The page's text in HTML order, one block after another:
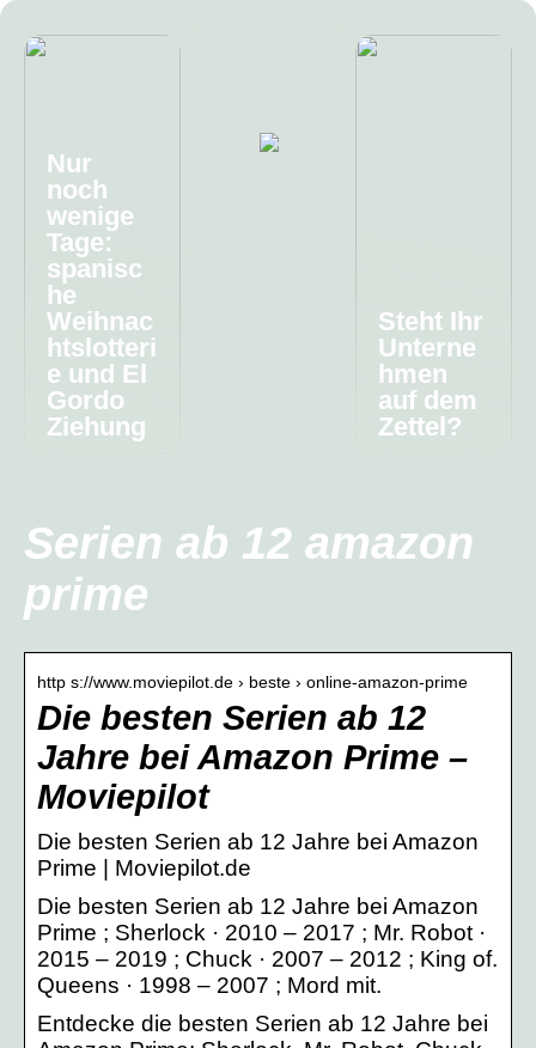
Nur
noch
wenige
Tage:
spanisc
he
Weihnac
htslotteri
e und El
Gordo
Ziehung
Steht Ihr
Unterne
hmen
auf dem
Zettel?
Serien ab 12 amazon
prime
http s://www.moviepilot.de › beste › online-amazon-prime
Die besten Serien ab 12
Jahre bei Amazon Prime –
Moviepilot
Die besten Serien ab 12 Jahre bei Amazon
Prime | Moviepilot.de
Die besten Serien ab 12 Jahre bei Amazon
Prime ; Sherlock · 2010 – 2017 ; Mr. Robot ·
2015 – 2019 ; Chuck · 2007 – 2012 ; King of.
Queens · 1998 – 2007 ; Mord mit.
Entdecke die besten Serien ab 12 Jahre bei